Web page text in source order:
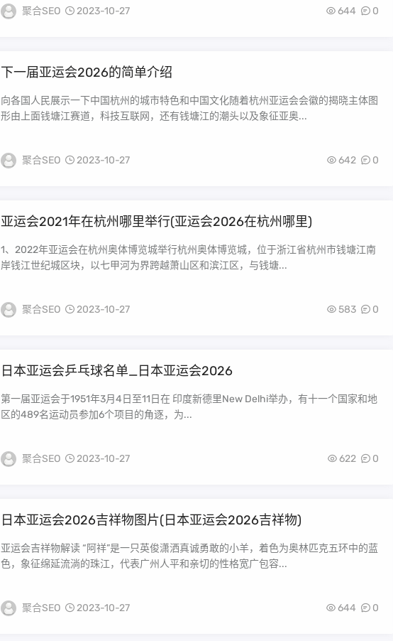
聚合SEO 2023-10-27 644 0
下一届亚运会2026的简单介绍
向各国人民展示一下中国杭州的城市特色和中国文化随着杭州亚运会会徽的揭晓主体图
形由上面钱塘江赛道，科技互联网，还有钱塘江的潮头以及象征亚奥...
聚合SEO 2023-10-27 642 0
亚运会2021年在杭州哪里举行(亚运会2026在杭州哪里)
1、2022年亚运会在杭州奥体博览城举行杭州奥体博览城，位于浙江省杭州市钱塘江南
岸钱江世纪城区块，以七甲河为界跨越萧山区和滨江区，与钱塘...
聚合SEO 2023-10-27 583 0
日本亚运会乒乓球名单_日本亚运会2026
第一届亚运会于1951年3月4日至11日在 印度新德里New Delhi举办，有十一个国家和地
区的489名运动员参加6个项目的角逐，为...
聚合SEO 2023-10-27 622 0
日本亚运会2026吉祥物图片(日本亚运会2026吉祥物)
亚运会吉祥物解读 “阿祥”是一只英俊潇洒真诚勇敢的小羊，着色为奥林匹克五环中的蓝
色，象征绵延流淌的珠江，代表广州人平和亲切的性格宽广包容...
聚合SEO 2023-10-27 644 0